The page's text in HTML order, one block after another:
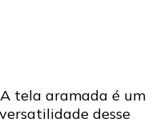
tela aramada é um
desse